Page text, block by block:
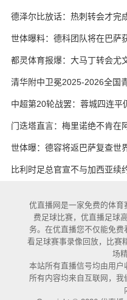
实在
德泽尔比放话：热刺转会才完
世体曝料：德科团队将在巴萨
都灵体育报爆：大马丁转会尤
艳与维卡里奥
清华附中卫冕2025-2026全国
中超第20轮战罢：蓉城四连
门迭塔直言：梅里诺绝不肯在
考虑另寻出路
世体曝：德容将返巴萨复查世
比利时足总官宣不与加西亚续
优直播网是一家免费的体
费足球比赛，优直播足球
务。在优直播您不仅能免
看足球赛事录像回放，比赛
场
本站所有直播信号均由用户
所有内容均来自互联网，